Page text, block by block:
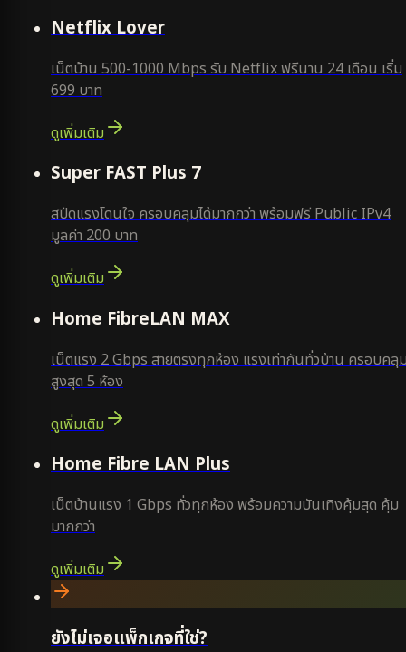
Netflix Lover
เน็ตบ้าน 500-1000 Mbps รับ Netflix ฟรีนาน 24 เดือน เริ่ม
699 บาท
ดูเพิ่มเติม
Super FAST Plus 7
สปีดแรงโดนใจ ครอบคลุมได้มากกว่า พร้อมฟรี Public IPv4
มูลค่า 200 บาท
ดูเพิ่มเติม
Home FibreLAN MAX
เน็ตแรง 2 Gbps สายตรงทุกห้อง แรงเท่ากันทั่วบ้าน ครอบคลุ
สูงสุด 5 ห้อง
ดูเพิ่มเติม
Home Fibre LAN Plus
เน็ตบ้านแรง 1 Gbps ทั่วทุกห้อง พร้อมความบันเทิงคุ้มสุด คุ้ม
มากกว่า
ดูเพิ่มเติม
ยังไม่เจอแพ็กเกจที่ใช่?